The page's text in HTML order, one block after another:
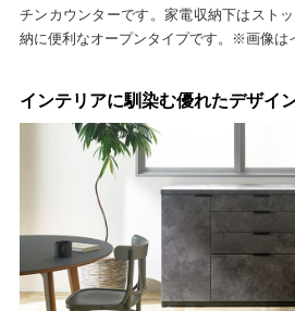
チンカウンターです。家電収納下はスト
納に便利なオープンタイプです。※画像は
インテリアに馴染む優れたデザイ